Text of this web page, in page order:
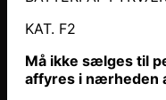
KAT. F2
Må ikke sælges til
affyres i nærheden